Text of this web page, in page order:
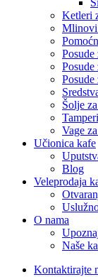
Ketleri
Mlinovi
Posude
Posude
Šolje
Vage
Učionica kafe
Blog
Veleprodaja
O nama
Naše
Kontaktirajte